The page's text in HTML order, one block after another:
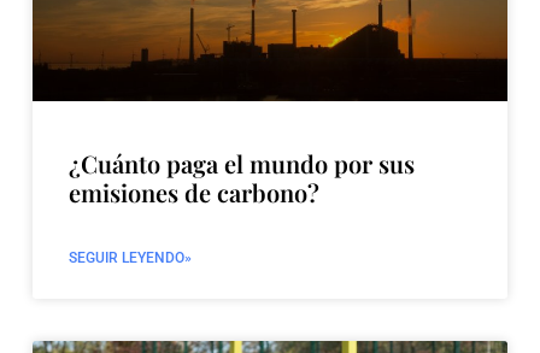
¿Cuánto paga el mundo por sus
emisiones de carbono?
SEGUIR LEYENDO»